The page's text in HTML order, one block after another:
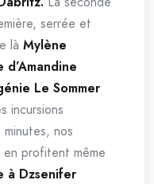
serrée et
là Mylène
Le Sommer
incursions
nos
profitent même
à Dzsenifer